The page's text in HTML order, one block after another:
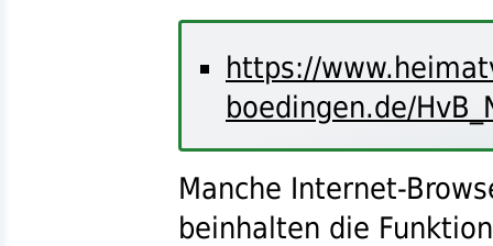
https://
boedingen.de/
Manche Internet-
beinhalten die